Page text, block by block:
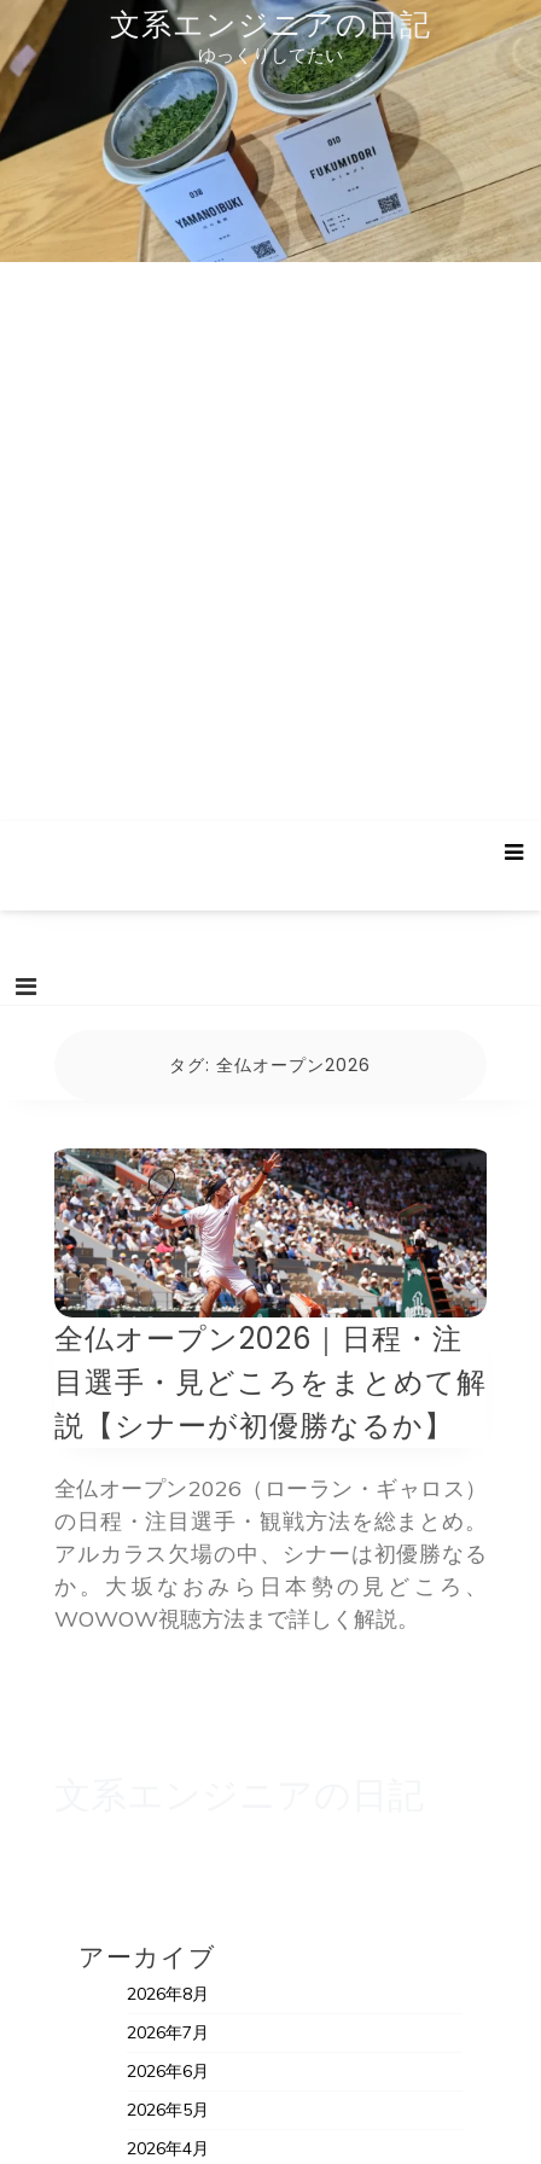
テ
ツ
へ
ス
ッ
プ
文系エンジニアの日記
ゆっくりしてたい
タグ:全仏オープン2026
全仏オープン2026｜日程・注
目選手・見どころをまとめて解
説【シナーが初優勝なるか】
全仏オープン2026（ローラン・ギャロス）
の日程・注目選手・観戦方法を総まとめ。
アルカラス欠場の中、シナーは初優勝なる
か。大坂なおみら日本勢の見どころ、
WOWOW視聴方法まで詳しく解説。
アーカイブ
2026年8月
2026年7月
2026年6月
2026年5月
2026年4月